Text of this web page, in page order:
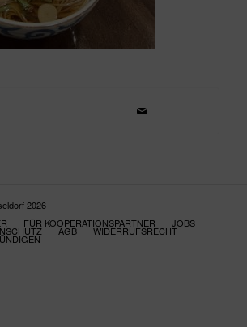
2026
FÜR KOOPERATIONSPARTNER JOBS
AGB WIDERRUFSRECHT